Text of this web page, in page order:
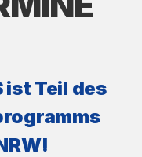
ist Teil des